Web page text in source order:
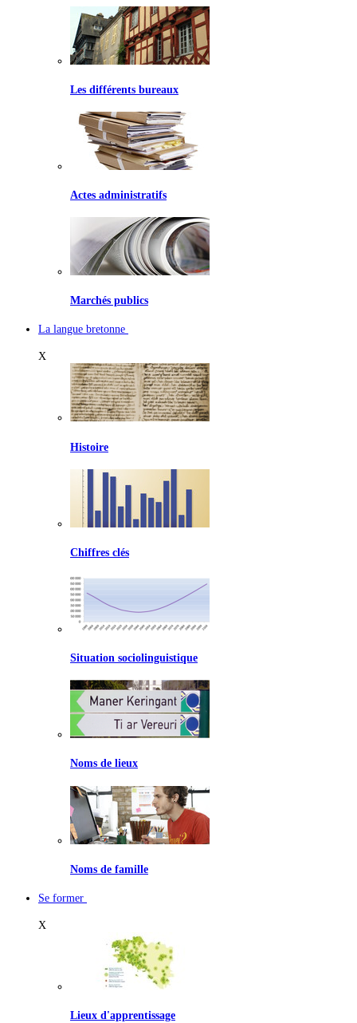
Les différents bureaux
Actes administratifs
Marchés publics
La langue bretonne
X
Histoire
Chiffres clés
Situation sociolinguistique
Noms de lieux
Noms de famille
Se former
X
Lieux d'apprentissage